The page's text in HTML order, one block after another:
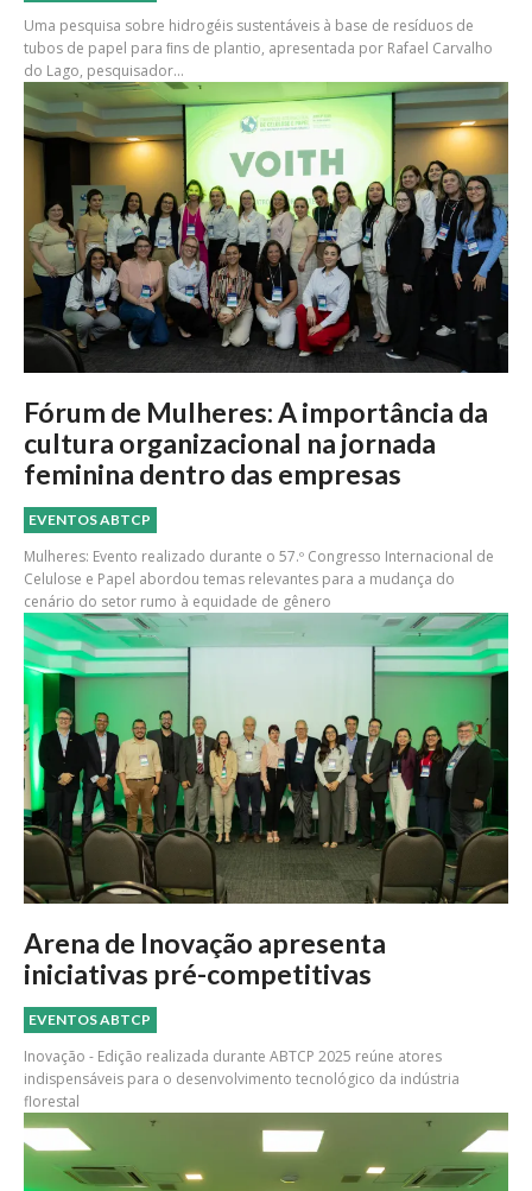
Uma pesquisa sobre hidrogéis sustentáveis à base de resíduos de
tubos de papel para ﬁns de plantio, apresentada por Rafael Carvalho
do Lago, pesquisador...
Fórum de Mulheres: A importância da
cultura organizacional na jornada
feminina dentro das empresas
EVENTOS ABTCP
Mulheres: Evento realizado durante o 57.º Congresso Internacional de
Celulose e Papel abordou temas relevantes para a mudança do
cenário do setor rumo à equidade de gênero
Arena de Inovação apresenta
iniciativas pré-competitivas
EVENTOS ABTCP
Inovação - Edição realizada durante ABTCP 2025 reúne atores
indispensáveis para o desenvolvimento tecnológico da indústria
florestal